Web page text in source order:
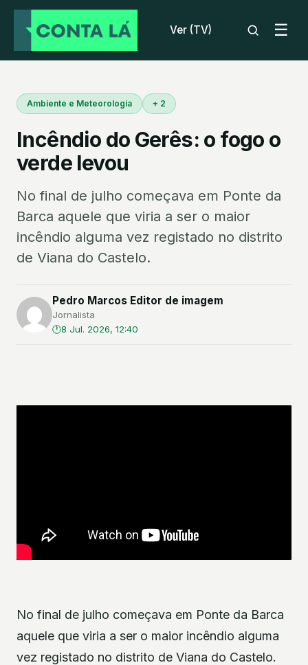
Ver (TV) ☰
Ambiente e Meteorologia + 2
Incêndio do Gerês: o fogo o
verde levou
No final de julho começava em Ponte da
Barca aquele que viria a ser o maior
incêndio alguma vez registado no distrito
de Viana do Castelo.
Pedro Marcos Editor de imagem
Jornalista
8 Jul. 2026, 12:40
No final de julho começava em Ponte da Barca
aquele que viria a ser o maior incêndio alguma
vez registado no distrito de Viana do Castelo.